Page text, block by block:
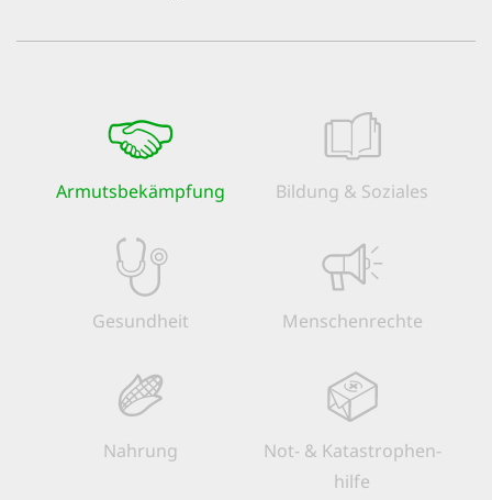
Armuts­bekämpfung Bildung & Soziales
Gesundheit Menschen­rechte
Nahrung
Not- & Kata­strophen­
hilfe